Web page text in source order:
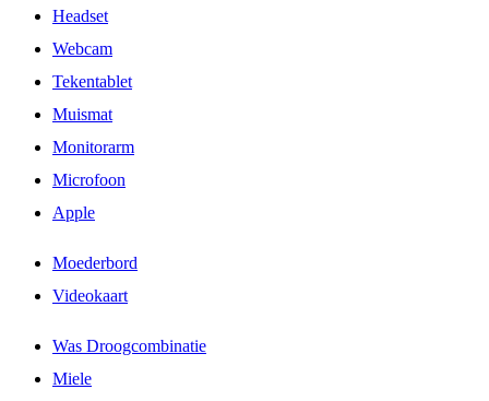
Headset
Webcam
Tekentablet
Muismat
Monitorarm
Microfoon
Apple
Moederbord
Videokaart
Was Droogcombinatie
Miele